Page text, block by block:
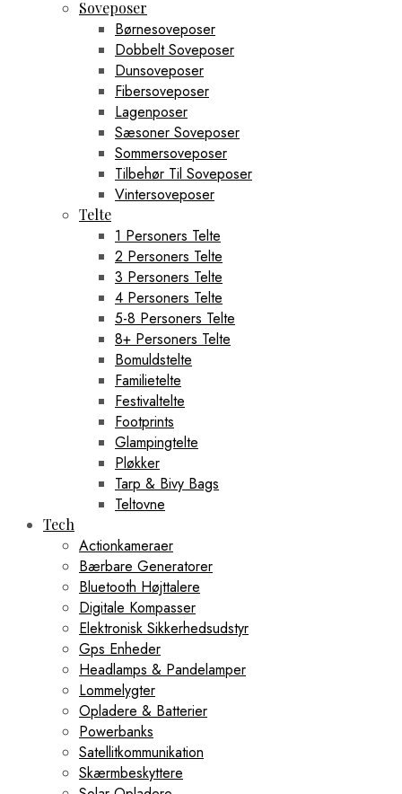
Soveposer
Børnesoveposer
Dobbelt Soveposer
Dunsoveposer
Fibersoveposer
Lagenposer
Sæsoner Soveposer
Sommersoveposer
Tilbehør Til Soveposer
Vintersoveposer
Telte
1 Personers Telte
2 Personers Telte
3 Personers Telte
4 Personers Telte
5-8 Personers Telte
8+ Personers Telte
Bomuldstelte
Familietelte
Festivaltelte
Footprints
Glampingtelte
Pløkker
Tarp & Bivy Bags
Teltovne
Tech
Actionkameraer
Bærbare Generatorer
Bluetooth Højttalere
Digitale Kompasser
Elektronisk Sikkerhedsudstyr
Gps Enheder
Headlamps & Pandelamper
Lommelygter
Opladere & Batterier
Powerbanks
Satellitkommunikation
Skærmbeskyttere